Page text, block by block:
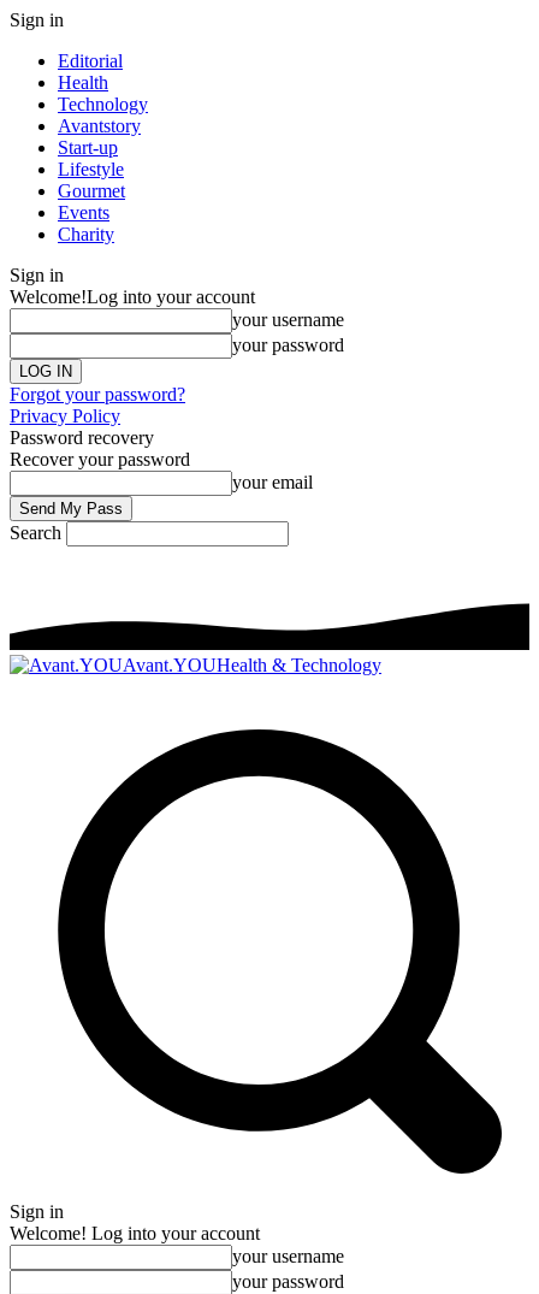
Sign in
Editorial
Health
Technology
Avantstory
Start-up
Lifestyle
Gourmet
Events
Charity
Sign in
Welcome!Log into your account
your username
your password
Forgot your password?
Privacy Policy
Password recovery
Recover your password
your email
Search
Avant.YOUHealth & Technology
Sign in
Welcome! Log into your account
your username
your password